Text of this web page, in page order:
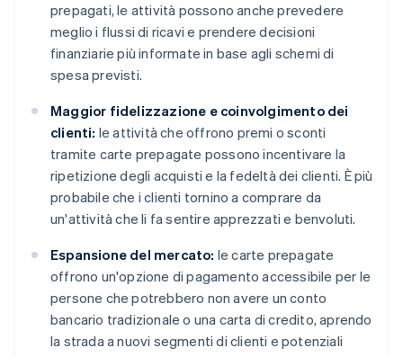
prepagati, le attività possono anche prevedere
meglio i flussi di ricavi e prendere decisioni
finanziarie più informate in base agli schemi di
spesa previsti.
Maggior fidelizzazione e coinvolgimento dei
clienti: le attività che offrono premi o sconti
tramite carte prepagate possono incentivare la
ripetizione degli acquisti e la fedeltà dei clienti. È più
probabile che i clienti tornino a comprare da
un'attività che li fa sentire apprezzati e benvoluti.
Espansione del mercato: le carte prepagate
offrono un'opzione di pagamento accessibile per le
persone che potrebbero non avere un conto
bancario tradizionale o una carta di credito, aprendo
la strada a nuovi segmenti di clienti e potenziali